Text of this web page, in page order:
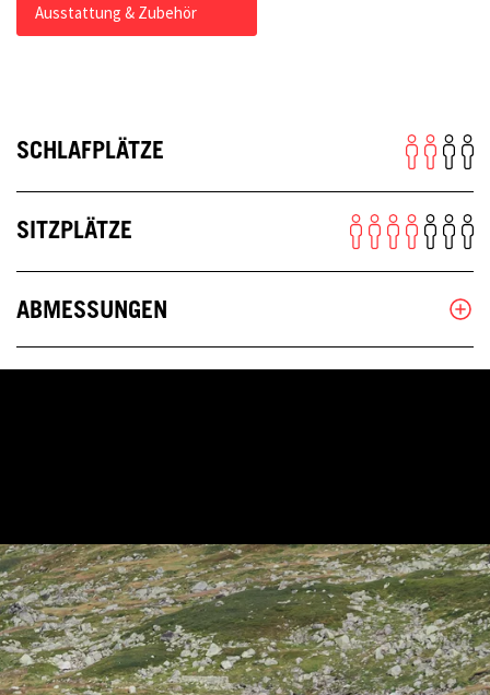
Ausstattung & Zubehör
SCHLAFPLÄTZE
SITZPLÄTZE
ABMESSUNGEN